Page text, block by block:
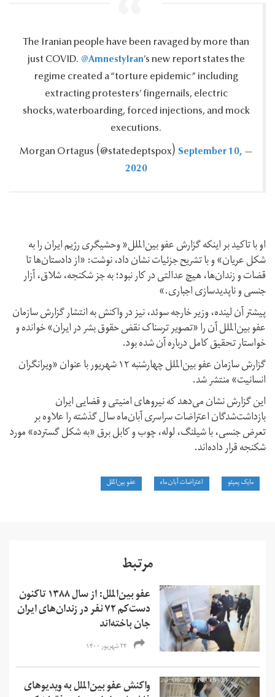
The Iranian people have been ravaged by more than
just COVID.‎@AmnestyIran’s new report states the
regime created a “torture epidemic” including
extracting protesters’ fingernails, electric
shocks, waterboarding, forced injections, and mock
executions.‎
— Morgan Ortagus ‪(@statedeptspox)‬
September 10,
2020
او با تاکید بر اینکه گزارش عفو بین‌الملل« وحشیگری رژیم ایران را به
شکل عریان» و با تشریح جزئیات نشان داد، نوشت: «از دادستان‌ها تا
قضات و زندان‌ها، هیچ عدالتی در کار نبود؛ به جز شکنجه، شلاق، آزار
جنسی و ناپدیدسازی اجباری.»
پیشتر آن لینده،‌ وزیر خارجه سوئد، نیز در واکنش به انتشار گزارش سازمان
عفو بین‌الملل آن را «تصویر ترسناک نقض حقوق بشر در ایران» خوانده و
خواستار تحقیق کامل درباره آن شده بود.
گزارش سازمان عفو بین‌الملل چهارشنبه ۱۲ شهریور با عنوان «ویرانگران
انسانیت» منتشر شد.
این گزارش نشان می‌دهد که نیروهای امنیتی و قضایی ایران
بازداشت‌شدگان اعتراضات سراسری آبان‌ماه سال گذشته را علاوه بر
تعرض جنسی، با شیلنگ، لوله،‌ چوب و کابل برق «به شکل گسترده»‌ مورد
شکنجه قرار داده‌اند.
مایک پمپئو⁩ اعتراضات آبان ماه عفو بین‌الملل
مرتبط
عفو بین‌الملل: از سال ۱۳۸۸ تاکنون
دست‌کم ۷۲ نفر در زندان‌های ایران
جان باخته‌اند
۲۴ شهریور ۱۴۰۰
واکنش عفو بین‌الملل به ویدیوهای